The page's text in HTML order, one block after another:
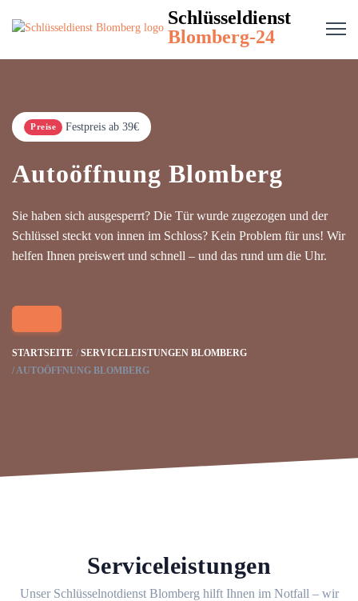
Schlüsseldienst
Blomberg-24
Preise Festpreis ab 39€
Autoöffnung Blomberg
Sie haben sich ausgesperrt? Die Tür wurde zugezogen und der
Schlüssel steckt von innen im Schloss? Kein Problem für uns! Wir
helfen Ihnen preiswert und schnell – und das rund um die Uhr.
STARTSEITE
SERVICELEISTUNGEN BLOMBERG
AUTOÖFFNUNG BLOMBERG
Serviceleistungen
Unser Schlüsselnotdienst Blomberg hilft Ihnen im Notfall – wir